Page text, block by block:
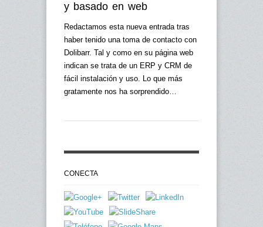
y basado en web
Redactamos esta nueva entrada tras
haber tenido una toma de contacto con
Dolibarr. Tal y como en su página web
indican se trata de un ERP y CRM de
fácil instalación y uso. Lo que más
gratamente nos ha sorprendido…
CONECTA